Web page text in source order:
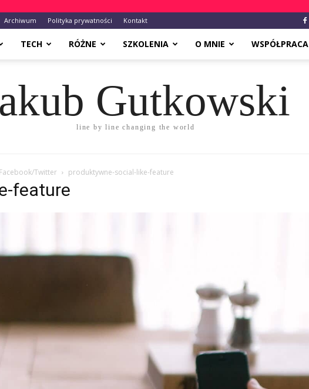
Archiwum Polityka prywatności Kontakt
TECH RÓŻNE SZKOLENIA O MNIE WSPÓŁPRACA
Gutkowski
line by line changing the world
Twitter produktywne-social-like-feature
feature